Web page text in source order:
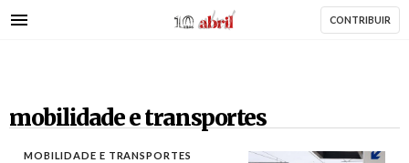
para
AbrilAbril CONTRIBUIR
mobilidade e transportes
MOBILIDADE E TRANSPORTES